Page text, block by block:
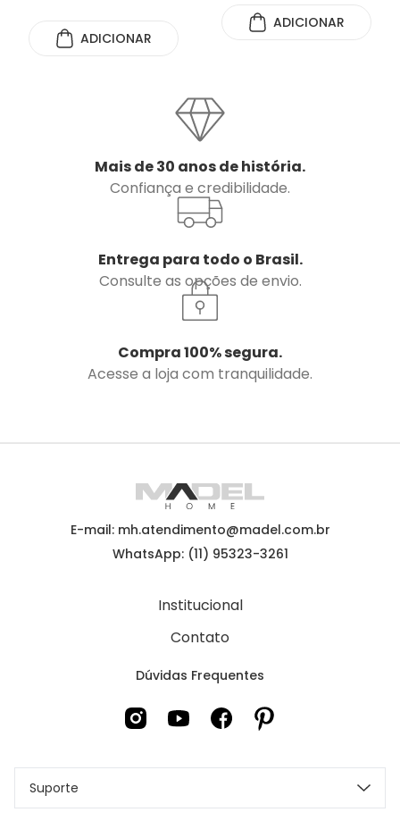
ADICIONAR
ADICIONAR
Mais de 30 anos de história.
Confiança e credibilidade.
Entrega para todo o Brasil.
Consulte as opções de envio.
Compra 100% segura.
Acesse a loja com tranquilidade.
E-mail: mh.atendimento@madel.com.br
WhatsApp: (11) 95323-3261
Institucional
Contato
Dúvidas Frequentes
Suporte